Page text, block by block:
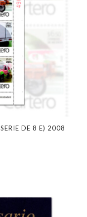
DE 8 E) 2008